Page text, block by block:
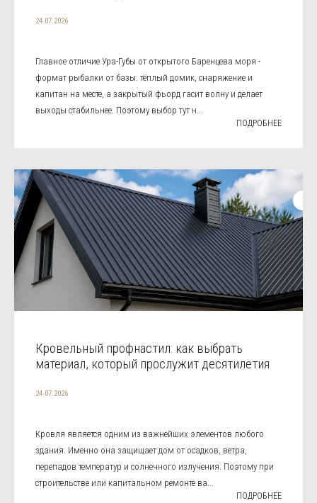
24.07.2026
Главное отличие Ура-Губы от открытого Баренцева моря -
формат рыбалки от базы: тёплый домик, снаряжение и
капитан на месте, а закрытый фьорд гасит волну и делает
выходы стабильнее. Поэтому выбор тут н...
ПОДРОБНЕЕ
Кровельный профнастил: как выбрать
материал, который прослужит десятилетия
24.07.2026
Кровля является одним из важнейших элементов любого
здания. Именно она защищает дом от осадков, ветра,
перепадов температур и солнечного излучения. Поэтому при
строительстве или капитальном ремонте ва...
ПОДРОБНЕЕ